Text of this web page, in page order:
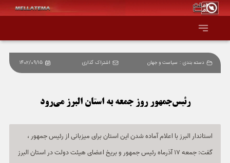
صفحه اصلی
همه عناوین
اقتصاد
سیاست و جهان
دسته بندی : سیاست و جهان اشتراک گذاری 1402/09/15
رئیس‌جمهور روز جمعه به استان البرز می‌رود
استاندار البرز با اعلام آماده شدن این استان برای میزبانی از رئیس جمهور ‌،
گفت: جمعه 17 آذرماه رئیس جمهور ‌و بریخ اعضای هیئت ‌دولت در استان البرز